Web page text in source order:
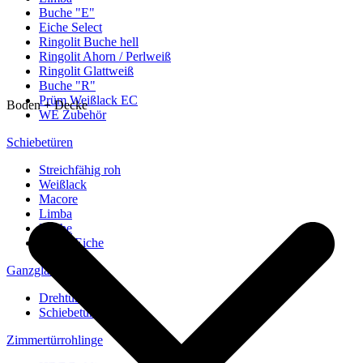
Buche "E"
Eiche Select
Ringolit Buche hell
Ringolit Ahorn / Perlweiß
Ringolit Glattweiß
Buche "R"
Prüm Weißlack EC
WE Zubehör
Schiebetüren
Streichfähig roh
Weißlack
Macore
Limba
Buche
europ. Eiche
Ganzglastüren
Drehtüren
Schiebetüren
Zimmertürrohlinge
Boden + Decke